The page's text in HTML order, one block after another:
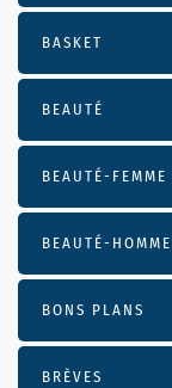
BASKET
BEAUTÉ
BEAUTÉ-FEMME
BEAUTÉ-HOMME
BONS PLANS
BRÈVES